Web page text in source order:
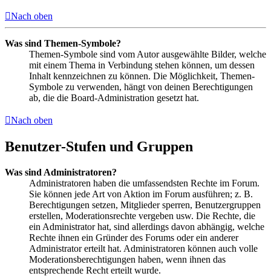
Nach oben
Was sind Themen-Symbole?
Themen-Symbole sind vom Autor ausgewählte Bilder, welche
mit einem Thema in Verbindung stehen können, um dessen
Inhalt kennzeichnen zu können. Die Möglichkeit, Themen-
Symbole zu verwenden, hängt von deinen Berechtigungen
ab, die die Board-Administration gesetzt hat.
Nach oben
Benutzer-Stufen und Gruppen
Was sind Administratoren?
Administratoren haben die umfassendsten Rechte im Forum.
Sie können jede Art von Aktion im Forum ausführen; z. B.
Berechtigungen setzen, Mitglieder sperren, Benutzergruppen
erstellen, Moderationsrechte vergeben usw. Die Rechte, die
ein Administrator hat, sind allerdings davon abhängig, welche
Rechte ihnen ein Gründer des Forums oder ein anderer
Administrator erteilt hat. Administratoren können auch volle
Moderationsberechtigungen haben, wenn ihnen das
entsprechende Recht erteilt wurde.